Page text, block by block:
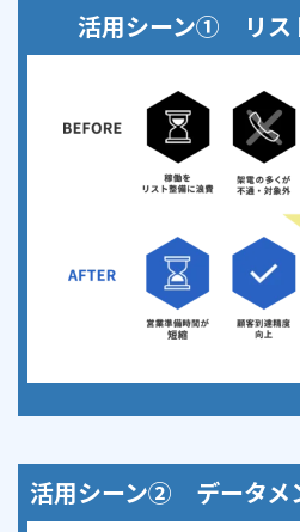
活用シーン① リス
活用シーン② データメ